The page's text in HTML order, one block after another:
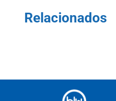
Relacionados